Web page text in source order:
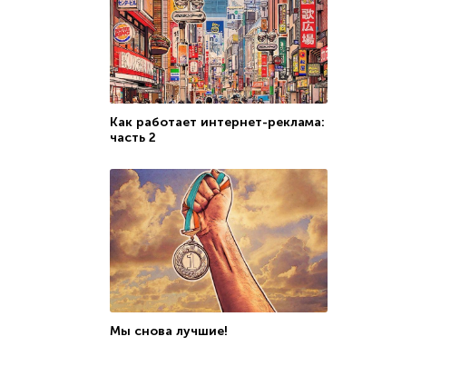
Как работает интернет-реклама:
часть 2
Мы снова лучшие!